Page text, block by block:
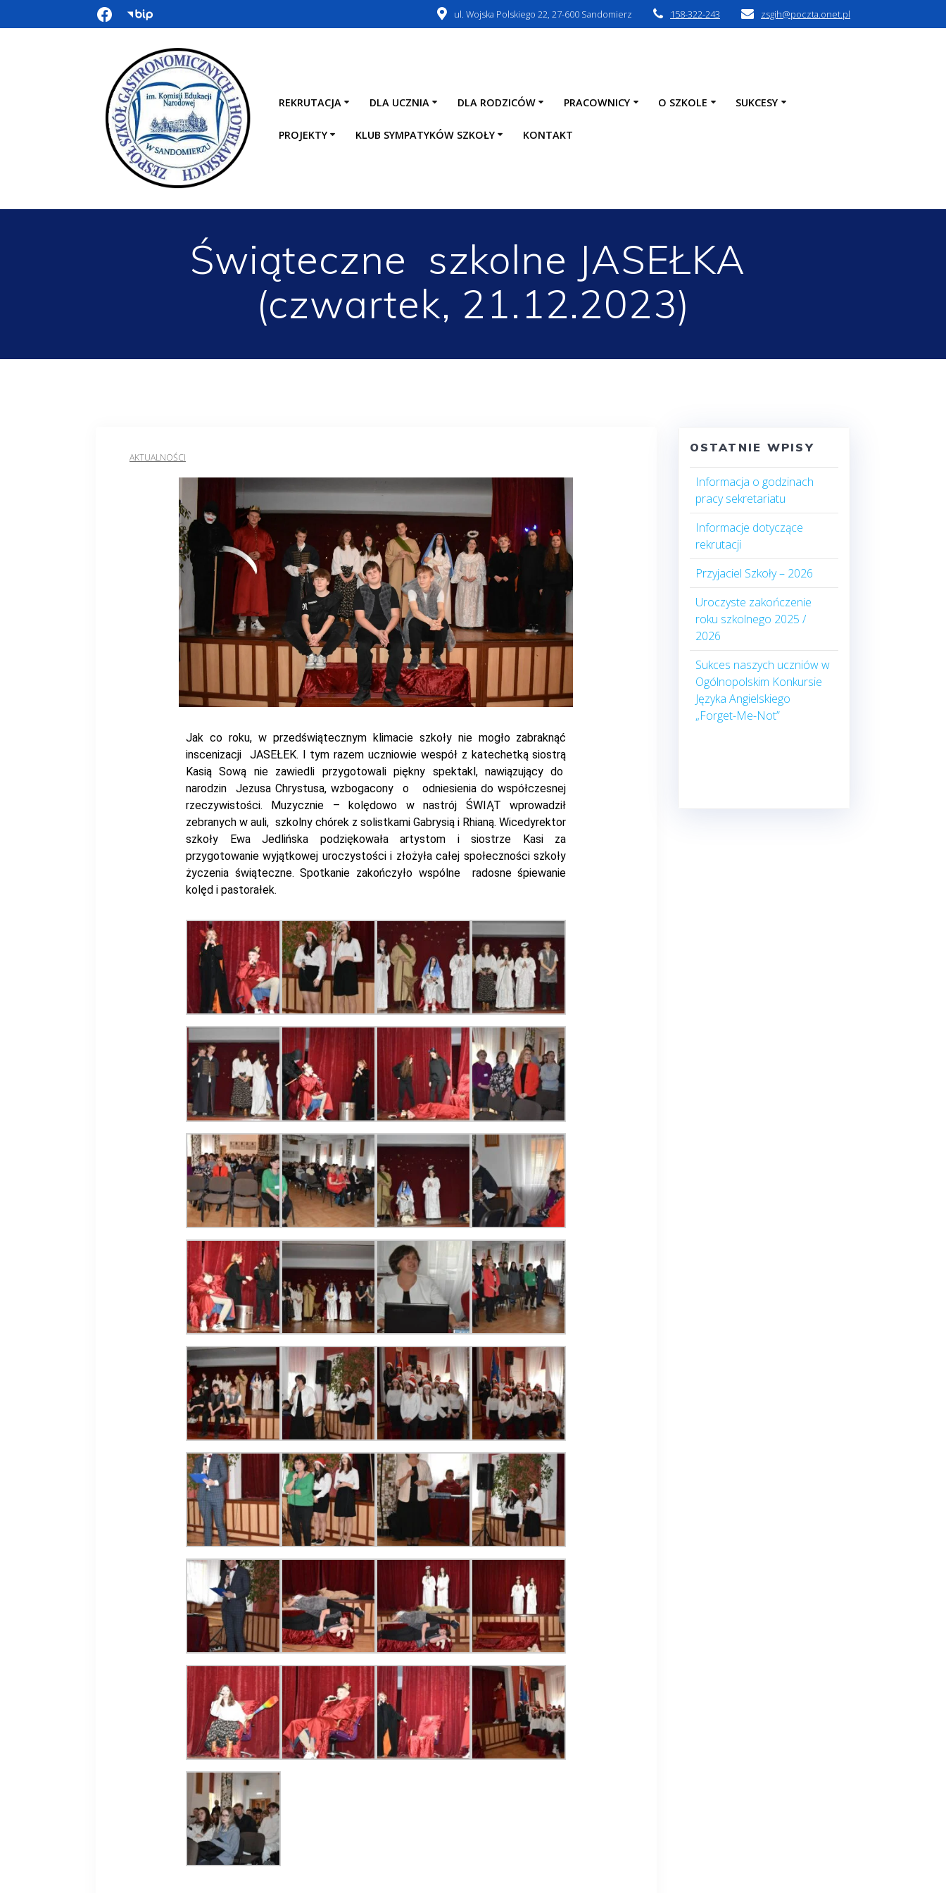
ul. Wojska Polskiego 22, 27-600 Sandomierz 158-322-243 zsgih@poczta.onet.pl
REKRUTACJA DLA UCZNIA DLA RODZICÓW PRACOWNICY O SZKOLE SUKCESY
PROJEKTY KLUB SYMPATYKÓW SZKOŁY KONTAKT
Świąteczne szkolne JASEŁKA
(czwartek, 21.12.2023)
AKTUALNOŚCI
Jak co roku, w przedświątecznym klimacie szkoły nie mogło zabraknąć
inscenizacji JASEŁEK. I tym razem uczniowie wespół z katechetką siostrą
Kasią Sową nie zawiedli przygotowali piękny spektakl, nawiązujący do
narodzin Jezusa Chrystusa, wzbogacony o odniesienia do współczesnej
rzeczywistości. Muzycznie – kolędowo w nastrój ŚWIĄT wprowadził
zebranych w auli, szkolny chórek z solistkami Gabrysią i Rhianą. Wicedyrektor
szkoły Ewa Jedlińska podziękowała artystom i siostrze Kasi za
przygotowanie wyjątkowej uroczystości i złożyła całej społeczności szkoły
życzenia świąteczne. Spotkanie zakończyło wspólne radosne śpiewanie
kolęd i pastorałek.
OSTATNIE WPISY
Informacja o godzinach
pracy sekretariatu
Informacje dotyczące
rekrutacji
Przyjaciel Szkoły – 2026
Uroczyste zakończenie
roku szkolnego 2025 /
2026
Sukces naszych uczniów w
Ogólnopolskim Konkursie
Języka Angielskiego
„Forget-Me-Not”